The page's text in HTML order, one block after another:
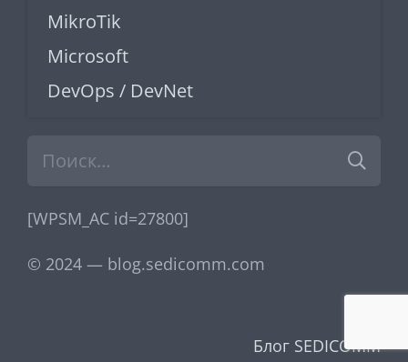
MikroTik
Microsoft
DevOps / DevNet
[WPSM_AC id=27800]
© 2024 — blog.sedicomm.com
Блог SEDICOMM